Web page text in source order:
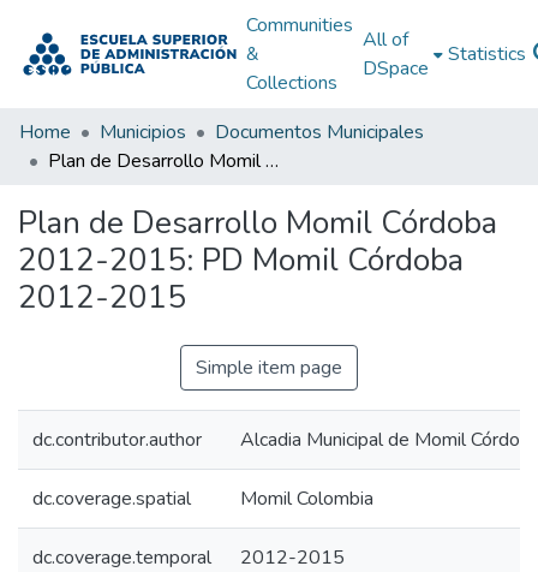
Communities
&
Collections
All of
DSpace
Statistics
Home Municipios
Documentos Municipales
Plan de Desarrollo Momil Córdoba 2012-2015: PD Momil Córdoba 2012-2015
Plan de Desarrollo Momil Córdoba
2012-2015: PD Momil Córdoba
2012-2015
Simple item page
dc.contributor.author Alcadia Municipal de Momil
dc.coverage.spatial Momil Colombia
dc.coverage.temporal 2012-2015